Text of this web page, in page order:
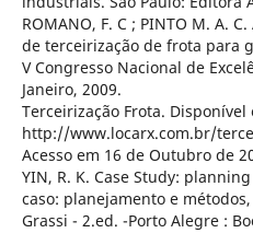
ROMANO, F. C ; PINTO M. A.
de terceirização de frota para
V Congresso Nacional de
Janeiro, 2009.
Terceirização Frota. Disponível
http://www.locarx.com.br/
Acesso em 16 de Outubro de
YIN, R. K. Case Study:
caso: planejamento e
Grassi - 2.ed. -Porto Alegre :